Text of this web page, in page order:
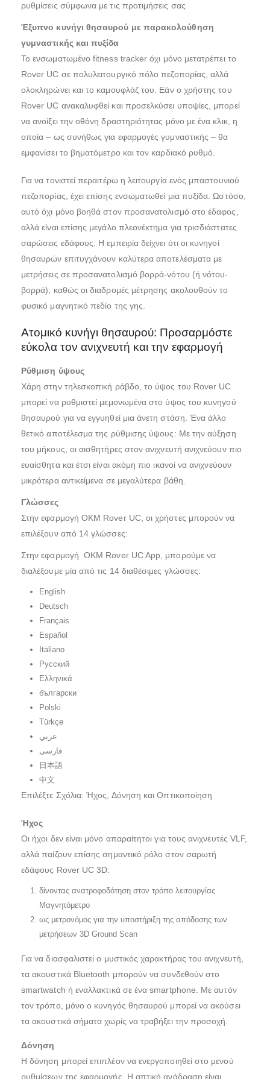
ρυθμίσεις σύμφωνα με τις προτιμήσεις σας
Έξυπνο κυνήγι θησαυρού με παρακολούθηση
γυμναστικής και πυξίδα
Το ενσωματωμένο fitness tracker όχι μόνο μετατρέπει το
Rover UC σε πολυλειτουργικό πόλο πεζοπορίας, αλλά
ολοκληρώνει και το καμουφλάζ του. Εάν ο χρήστης του
Rover UC ανακαλυφθεί και προσελκύσει υποψίες, μπορεί
να ανοίξει την οθόνη δραστηριότητας μόνο με ένα κλικ, η
οποία – ως συνήθως για εφαρμογές γυμναστικής – θα
εμφανίσει το βηματόμετρο και τον καρδιακό ρυθμό.
Για να τονιστεί περαιτέρω η λειτουργία ενός μπαστουνιού
πεζοπορίας, έχει επίσης ενσωματωθεί μια πυξίδα. Ωστόσο,
αυτό όχι μόνο βοηθά στον προσανατολισμό στο έδαφος,
αλλά είναι επίσης μεγάλο πλεονέκτημα για τρισδιάστατες
σαρώσεις εδάφους: Η εμπειρία δείχνει ότι οι κυνηγοί
θησαυρών επιτυγχάνουν καλύτερα αποτελέσματα με
μετρήσεις σε προσανατολισμό βορρά-νότου (ή νότου-
βορρά), καθώς οι διαδρομές μέτρησης ακολουθούν το
φυσικό μαγνητικό πεδίο της γης.
Ατομικό κυνήγι θησαυρού: Προσαρμόστε
εύκολα τον ανιχνευτή και την εφαρμογή
Ρύθμιση ύψους
Χάρη στην τηλεσκοπική ράβδο, το ύψος του Rover UC
μπορεί να ρυθμιστεί μεμονωμένα στο ύψος του κυνηγού
θησαυρού για να εγγυηθεί μια άνετη στάση. Ένα άλλο
θετικό αποτέλεσμα της ρύθμισης ύψους: Με την αύξηση
του μήκους, οι αισθητήρες στον ανιχνευτή ανιχνεύουν πιο
ευαίσθητα και έτσι είναι ακόμη πιο ικανοί να ανιχνεύουν
μικρότερα αντικείμενα σε μεγαλύτερα βάθη.
Γλώσσες
Στην εφαρμογή OKM Rover UC, οι χρήστες μπορούν να
επιλέξουν από 14 γλώσσες:
Στην εφαρμογή OKM Rover UC App, μπορούμε να
διαλέξουμε μία από τις 14 διαθέσιμες γλώσσες:
English
Deutsch
Français
Español
Italiano
Русский
Ελληνικά
български
Polski
Türkçe
عربي
فارسی
日本語
中文
Επιλέξτε Σχόλια: Ήχος, Δόνηση και Οπτικοποίηση
Ήχος
Οι ήχοι δεν είναι μόνο απαραίτητοι για τους ανιχνευτές VLF,
αλλά παίζουν επίσης σημαντικό ρόλο στον σαρωτή
εδάφους Rover UC 3D:
δίνοντας ανατροφοδότηση στον τρόπο λειτουργίας
Μαγνητόμετρο
ως μετρονόμος για την υποστήριξη της απόδοσης των
μετρήσεων 3D Ground Scan
Για να διασφαλιστεί ο μυστικός χαρακτήρας του ανιχνευτή,
τα ακουστικά Bluetooth μπορούν να συνδεθούν στο
smartwatch ή εναλλακτικά σε ένα smartphone. Με αυτόν
τον τρόπο, μόνο ο κυνηγός θησαυρού μπορεί να ακούσει
τα ακουστικά σήματα χωρίς να τραβήξει την προσοχή.
Δόνηση
Η δόνηση μπορεί επιπλέον να ενεργοποιηθεί στο μενού
ρυθμίσεων της εφαρμογής. Η απτική ανάδραση είναι